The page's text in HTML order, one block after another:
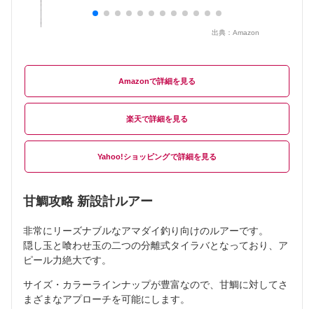
出典： Amazon
Amazon
楽天
Yahoo!ショッピング
甘鯛攻略 新設計ルアー
非常にリーズナブルなアマダイ釣り向けのルアーです。
隠し玉と喰わせ玉の二つの分離式タイラバとなっており、ア
ピール力絶大です。
サイズ・カラーラインナップが豊富なので、甘鯛に対してさ
まざまなアプローチを可能にします。